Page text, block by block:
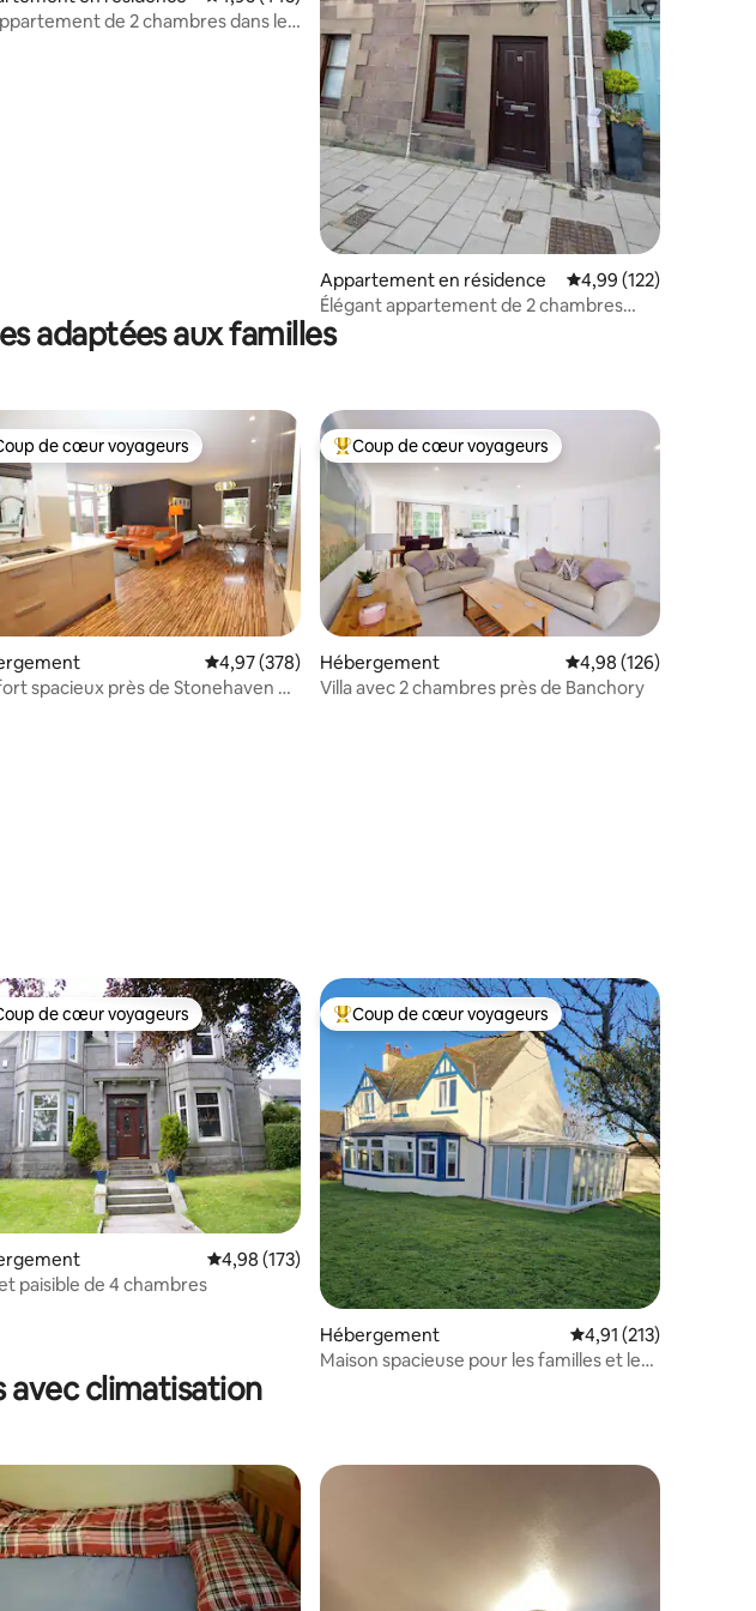
sur la base de 190 commentaires : 4,86 sur 5
de 2 chambres dans le
Appartement en résidence Évaluation moyenne
4,99 (122)
Élégant appartement de 2 chambres
avec vue sur la mer à Stonehaven
adaptées aux familles
sur la base de 187 commentaires : 4,94 sur 5
de cœur voyageurs les plus appréciés
de cœur voyageurs
Évaluation moyenne sur la base de 378 commentaires : 4,97 sur 5
4,97 (378)
spacieux près de Stonehaven et
Coups de cœur voyageurs les plus appréciés
Coup de cœur voyageurs
Hébergement Évaluation moyenne
4,98 (126)
Villa avec 2 chambres près de Banchory
5
sur la base de 128 commentaires : 4,93 sur 5
de cœur voyageurs les plus appréciés
de cœur voyageurs
Évaluation moyenne sur la base de 173 commentaires : 4,98 sur 5
4,98 (173)
paisible de 4 chambres
Coups de cœur voyageurs les plus appréciés
Coup de cœur voyageurs
Hébergement Évaluation moyenne
4,91 (213)
Maison spacieuse pour les familles et les
climatisation